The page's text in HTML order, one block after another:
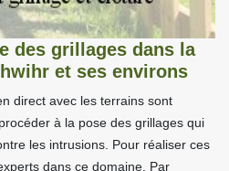
des grillages dans la
et ses environs
direct avec les terrains sont
à la pose des grillages qui
les intrusions. Pour réaliser ces
dans ce domaine. Par